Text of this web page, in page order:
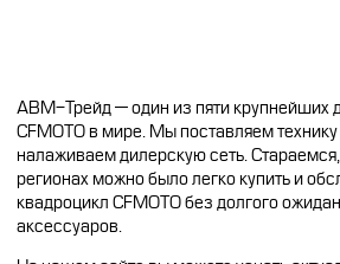
АВМ-Трейд — один из пяти крупнейших
CFMOTO в мире. Мы поставляем
налаживаем дилерскую сеть.
регионах можно было легко купить и
квадроцикл CFMOTO без долгого
аксессуаров.